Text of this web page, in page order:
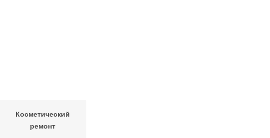
Косметический
ремонт